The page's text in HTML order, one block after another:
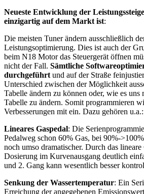
Neueste Entwicklung der
einzigartig auf dem Markt ist:
Die meisten Tuner ändern ausschließlich
Leistungsoptimierung. Dies ist auch der
beim N18 Motor das Steuergerät öffnen
nicht der Fall. Sämtliche
durchgeführt und auf der Straße
Unterschied zwischen der Möglichkeit
Tabelle ändern zu können oder, wie es uns
Tabelle zu ändern. Somit programmieren
Verbesserungen mit ein. Dazu gehören u.a.:
Lineares Gaspedal: Die
Pedalweg schon 60% Gas, bei 90%-
noch umso dramatischer. Durch das lineare
Dosierung im Kurvenausgang deutlich
und 2. Gang kann wesentlich besser
Senkung der Wassertemperatur: Ein
Erreichung der angegebenen